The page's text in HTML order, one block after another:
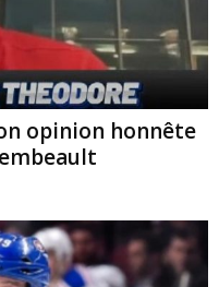
opinion honnête